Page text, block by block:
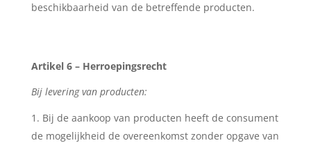
beschikbaarheid van de betreffende producten.
Artikel 6 – Herroepingsrecht
Bij levering van producten:
Bij de aankoop van producten heeft de consument
de mogelijkheid de overeenkomst zonder opgave van